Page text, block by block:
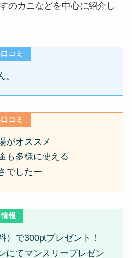
のカニなどを中心に紹介し
コミ
。
コミ
がオススメ
も多様に使える
でしたー
報
）で300ptプレゼント！
にてマンスリープレゼン